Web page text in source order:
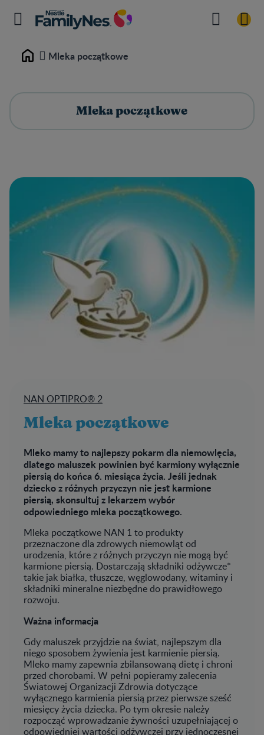
Home Mleka początkowe
Mleka początkowe
NAN OPTIPRO® 2
Mleka początkowe
Mleko mamy to najlepszy pokarm dla niemowlęcia,
dlatego maluszek powinien być karmiony wyłącznie
piersią do końca 6. miesiąca życia. Jeśli jednak
dziecko z różnych przyczyn nie jest karmione
piersią, skonsultuj z lekarzem wybór
odpowiedniego mleka początkowego.
Mleka początkowe NAN 1 to produkty
przeznaczone dla zdrowych niemowląt od
urodzenia, które z różnych przyczyn nie mogą być
karmione piersią. Dostarczają składniki odżywcze*
takie jak białka, tłuszcze, węglowodany, witaminy i
składniki mineralne niezbędne do prawidłowego
rozwoju.
Ważna informacja
Gdy maluszek przyjdzie na świat, najlepszym dla
niego sposobem żywienia jest karmienie piersią.
Mleko mamy zapewnia zbilansowaną dietę i chroni
przed chorobami. W pełni popieramy zalecenia
Światowej Organizacji Zdrowia dotyczące
wyłącznego karmienia piersią przez pierwsze sześć
miesięcy życia dziecka. Po tym okresie należy
rozpocząć wprowadzanie żywności uzupełniającej o
odpowiedniej wartości odżywczej przy jednoczesnej